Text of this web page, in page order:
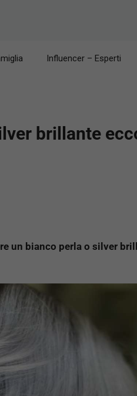
Influencer – Esperti
brillante
un bianco perla o silver